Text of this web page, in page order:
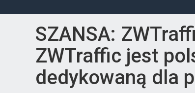
SZANSA:
ZWTraffic jest
dedykowaną dla